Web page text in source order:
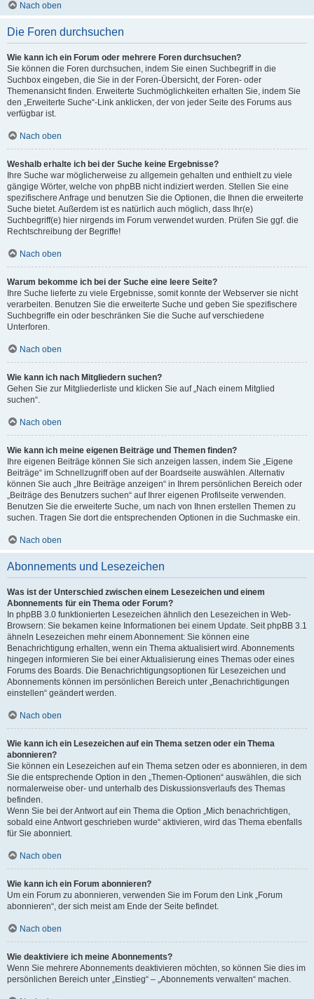
Nach oben
Die Foren durchsuchen
Wie kann ich ein Forum oder mehrere Foren durchsuchen?
Sie können die Foren durchsuchen, indem Sie einen Suchbegriff in die
Suchbox eingeben, die Sie in der Foren-Übersicht, der Foren- oder
Themenansicht finden. Erweiterte Suchmöglichkeiten erhalten Sie, indem Sie
den „Erweiterte Suche“-Link anklicken, der von jeder Seite des Forums aus
verfügbar ist.
Nach oben
Weshalb erhalte ich bei der Suche keine Ergebnisse?
Ihre Suche war möglicherweise zu allgemein gehalten und enthielt zu viele
gängige Wörter, welche von phpBB nicht indiziert werden. Stellen Sie eine
spezifischere Anfrage und benutzen Sie die Optionen, die Ihnen die erweiterte
Suche bietet. Außerdem ist es natürlich auch möglich, dass Ihr(e)
Suchbegriff(e) hier nirgends im Forum verwendet wurden. Prüfen Sie ggf. die
Rechtschreibung der Begriffe!
Nach oben
Warum bekomme ich bei der Suche eine leere Seite?
Ihre Suche lieferte zu viele Ergebnisse, somit konnte der Webserver sie nicht
verarbeiten. Benutzen Sie die erweiterte Suche und geben Sie spezifischere
Suchbegriffe ein oder beschränken Sie die Suche auf verschiedene
Unterforen.
Nach oben
Wie kann ich nach Mitgliedern suchen?
Gehen Sie zur Mitgliederliste und klicken Sie auf „Nach einem Mitglied
suchen“.
Nach oben
Wie kann ich meine eigenen Beiträge und Themen finden?
Ihre eigenen Beiträge können Sie sich anzeigen lassen, indem Sie „Eigene
Beiträge“ im Schnellzugriff oben auf der Boardseite auswählen. Alternativ
können Sie auch „Ihre Beiträge anzeigen“ in Ihrem persönlichen Bereich oder
„Beiträge des Benutzers suchen“ auf Ihrer eigenen Profilseite verwenden.
Benutzen Sie die erweiterte Suche, um nach von Ihnen erstellen Themen zu
suchen. Tragen Sie dort die entsprechenden Optionen in die Suchmaske ein.
Nach oben
Abonnements und Lesezeichen
Was ist der Unterschied zwischen einem Lesezeichen und einem
Abonnements für ein Thema oder Forum?
In phpBB 3.0 funktionierten Lesezeichen ähnlich den Lesezeichen in Web-
Browsern: Sie bekamen keine Informationen bei einem Update. Seit phpBB 3.1
ähneln Lesezeichen mehr einem Abonnement: Sie können eine
Benachrichtigung erhalten, wenn ein Thema aktualisiert wird. Abonnements
hingegen informieren Sie bei einer Aktualisierung eines Themas oder eines
Forums des Boards. Die Benachrichtigungsoptionen für Lesezeichen und
Abonnements können im persönlichen Bereich unter „Benachrichtigungen
einstellen“ geändert werden.
Nach oben
Wie kann ich ein Lesezeichen auf ein Thema setzen oder ein Thema
abonnieren?
Sie können ein Lesezeichen auf ein Thema setzen oder es abonnieren, in dem
Sie die entsprechende Option in den „Themen-Optionen“ auswählen, die sich
normalerweise ober- und unterhalb des Diskussionsverlaufs des Themas
befinden.
Wenn Sie bei der Antwort auf ein Thema die Option „Mich benachrichtigen,
sobald eine Antwort geschrieben wurde“ aktivieren, wird das Thema ebenfalls
für Sie abonniert.
Nach oben
Wie kann ich ein Forum abonnieren?
Um ein Forum zu abonnieren, verwenden Sie im Forum den Link „Forum
abonnieren“, der sich meist am Ende der Seite befindet.
Nach oben
Wie deaktiviere ich meine Abonnements?
Wenn Sie mehrere Abonnements deaktivieren möchten, so können Sie dies im
persönlichen Bereich unter „Einstieg“ – „Abonnements verwalten“ machen.